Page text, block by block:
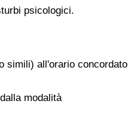
psicologici.
simili) all'orario concordato
modalità